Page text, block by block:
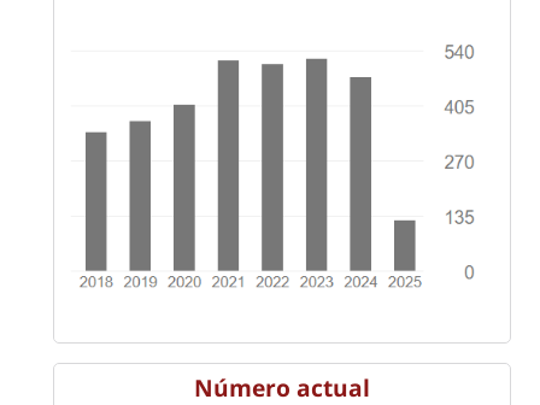
Número actual